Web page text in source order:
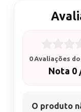
0 Avaliações
Nota 0
O produto